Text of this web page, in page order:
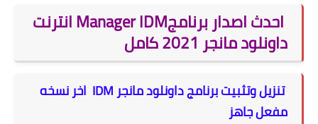
احدث اصدار برنامجManager IDM انترنت
داونلود مانجر 2021 كامل
تنزيل وتثبيت برنامج داونلود مانجر IDM اخر نسخه
مفعل جاهز